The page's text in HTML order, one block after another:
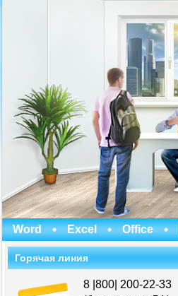
Word Excel Office
Горячая линия
8 |800| 200-22-33